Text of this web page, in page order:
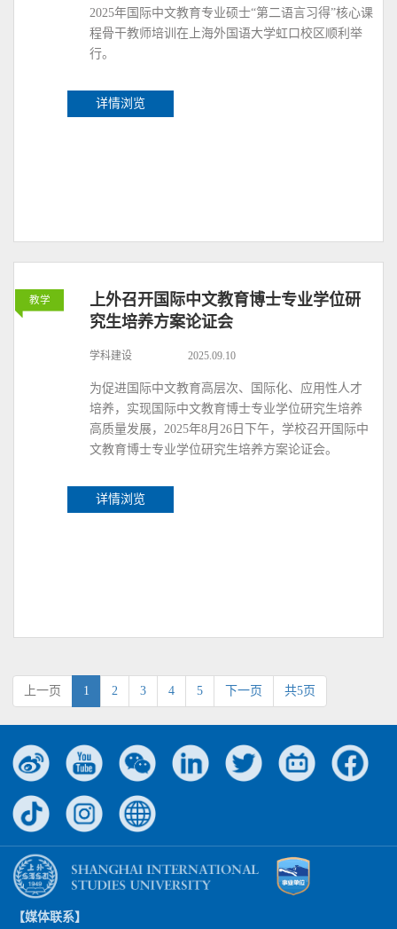
2025年国际中文教育专业硕士“第二语言习得”核心课
程骨干教师培训在上海外国语大学虹口校区顺利举
行。
详情浏览
教学
上外召开国际中文教育博士专业学位研
究生培养方案论证会
学科建设 2025.09.10
为促进国际中文教育高层次、国际化、应用性人才
培养，实现国际中文教育博士专业学位研究生培养
高质量发展，2025年8月26日下午，学校召开国际中
文教育博士专业学位研究生培养方案论证会。
详情浏览
上一页 1 2 3 4 5 下一页 共5页
【媒体联系】